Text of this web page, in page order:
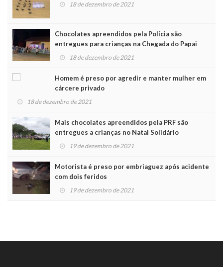
18 de dezembro de 2021
Chocolates apreendidos pela Polícia são
entregues para crianças na Chegada do Papai
Noel
18 de dezembro de 2021
Homem é preso por agredir e manter mulher em
cárcere privado
18 de dezembro de 2021
Mais chocolates apreendidos pela PRF são
entregues a crianças no Natal Solidário
19 de dezembro de 2021
Motorista é preso por embriaguez após acidente
com dois feridos
19 de dezembro de 2021